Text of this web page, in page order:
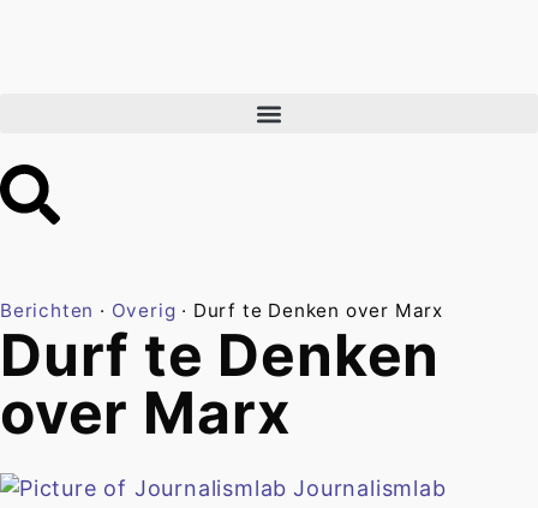
Berichten · Overig · Durf te Denken over Marx
Durf te Denken
over Marx
Journalismlab